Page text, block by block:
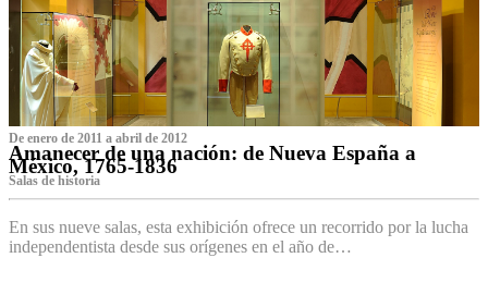
De enero de 2011 a abril de 2012
Amanecer de una nación: de Nueva España a
México, 1765-1836
Salas de historia
En sus nueve salas, esta exhibición ofrece un recorrido por la lucha
independentista desde sus orígenes en el año de…